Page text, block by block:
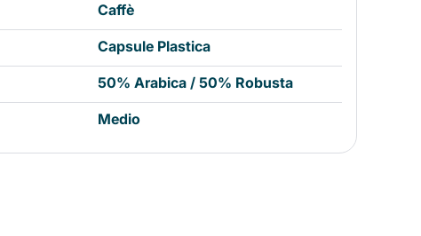
Caffè
Capsule Plastica
50% Arabica / 50% Robusta
Medio